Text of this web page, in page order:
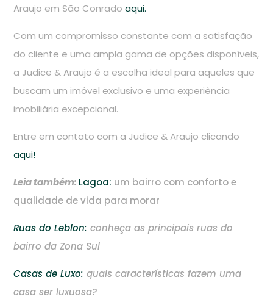
Araujo em São Conradoaqui.
Com um compromisso constante com a satisfação
do cliente e uma ampla gama de opções disponíveis,
a Judice & Araujo é a escolha ideal para aqueles que
buscam um imóvel exclusivo e uma experiência
imobiliária excepcional.
Entre em contato com a Judice & Araujo clicando
aqui!
Leia também: Lagoa: um bairro com conforto e
qualidade de vida para morar
Ruas do Leblon: conheça as principais ruas do
bairro da Zona Sul
Casas de Luxo: quais características fazem uma
casa ser luxuosa?